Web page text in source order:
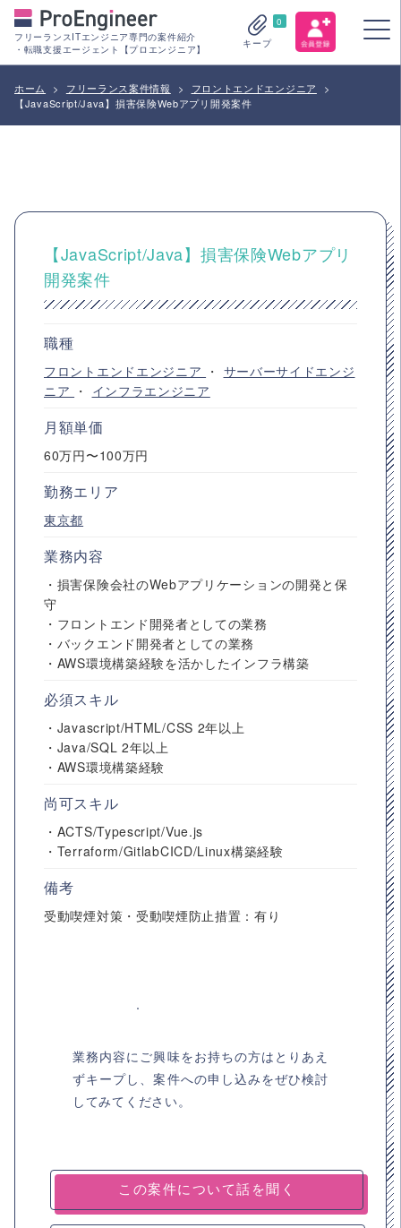
フリーランスITエンジニア専門の案件紹介
・転職支援エージェント【プロエンジニア】
0
キープ
ホーム > フリーランス案件情報 > フロントエンドエンジニア
>
【JavaScript/Java】損害保険Webアプリ開発案件
【JavaScript/Java】損害保険Webアプリ
開発案件
職種
フロントエンドエンジニア ・ サーバーサイドエンジ
ニア ・ インフラエンジニア
月額単価
60万円〜100万円
勤務エリア
東京都
業務内容
・損害保険会社のWebアプリケーションの開発と保
守
・フロントエンド開発者としての業務
・バックエンド開発者としての業務
・AWS環境構築経験を活かしたインフラ構築
必須スキル
・Javascript/HTML/CSS 2年以上
・Java/SQL 2年以上
・AWS環境構築経験
尚可スキル
・ACTS/Typescript/Vue.js
・Terraform/GitlabCICD/Linux構築経験
備考
受動喫煙対策・受動喫煙防止措置：有り
業務内容にご興味をお持ちの方はとりあえ
ずキープし、案件への申し込みをぜひ検討
してみてください。